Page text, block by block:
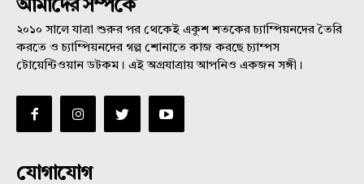
আমাদের সম্পর্কে
২০১০ সালে যাত্রা শুরুর পর থেকেই একুশ শতকের চ্যাম্পিয়নদের তৈরি
করতে ও চ্যাম্পিয়নদের গল্প শোনাতে কাজ করছে চ্যাম্পস
টোয়েন্টিওয়ান ডটকম। এই অগ্রযাত্রায় আপনিও একজন সঙ্গী।
যোগাযোগ